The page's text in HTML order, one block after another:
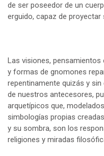
de ser poseedor de un
erguido, capaz de
Las visiones,
y formas de gnomones
repentinamente quizás y
de nuestros antecesores,
arquetípicos que,
simbologías propias
y su sombra, son los
religiones y miradas